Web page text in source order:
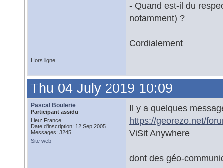
- Quand est-il du
notamment) ?
Cordialement
Hors ligne
Thu 04 July 2019 10:09
Pascal Boulerie
Participant assidu
Lieu: France
Date d'inscription: 12 Sep 2005
Messages: 3245
Site web
Il y a quelques
https://georezo.net/
ViSit Anywhere
dont des géo-